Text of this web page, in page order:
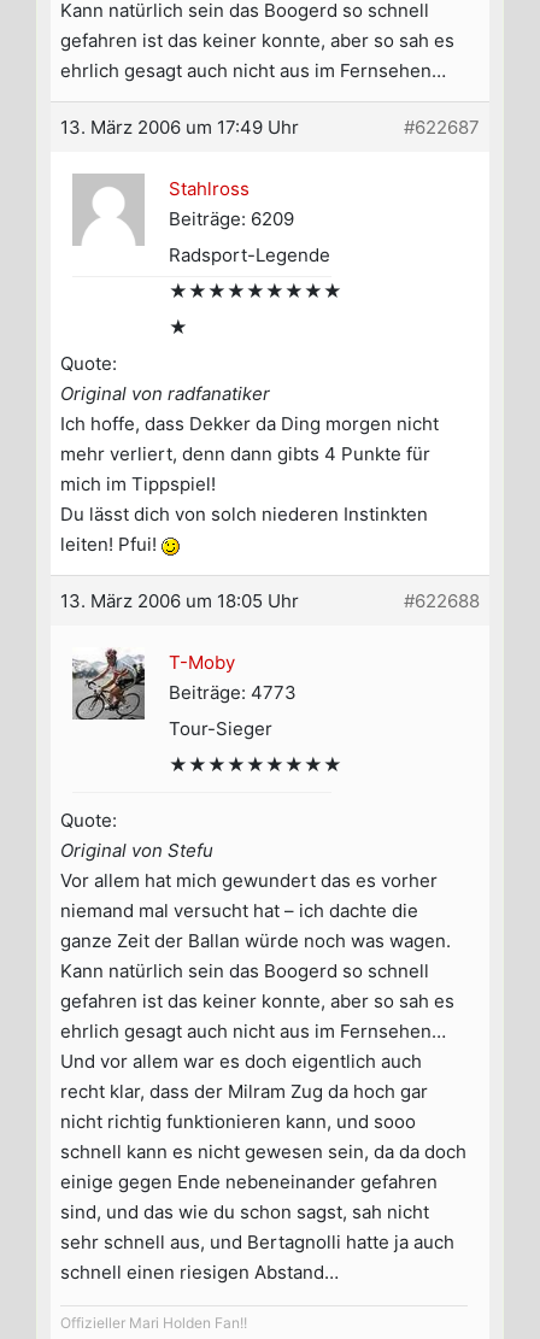
Kann natürlich sein das Boogerd so schnell
gefahren ist das keiner konnte, aber so sah es
ehrlich gesagt auch nicht aus im Fernsehen…
13. März 2006 um 17:49 Uhr #622687
Stahlross
Beiträge: 6209
Radsport-Legende
★★★★★★★★★
★
Quote:
Original von radfanatiker
Ich hoffe, dass Dekker da Ding morgen nicht
mehr verliert, denn dann gibts 4 Punkte für
mich im Tippspiel!
Du lässt dich von solch niederen Instinkten
leiten! Pfui!
13. März 2006 um 18:05 Uhr #622688
T-Moby
Beiträge: 4773
Tour-Sieger
★★★★★★★★★
Quote:
Original von Stefu
Vor allem hat mich gewundert das es vorher
niemand mal versucht hat – ich dachte die
ganze Zeit der Ballan würde noch was wagen.
Kann natürlich sein das Boogerd so schnell
gefahren ist das keiner konnte, aber so sah es
ehrlich gesagt auch nicht aus im Fernsehen…
Und vor allem war es doch eigentlich auch
recht klar, dass der Milram Zug da hoch gar
nicht richtig funktionieren kann, und sooo
schnell kann es nicht gewesen sein, da da doch
einige gegen Ende nebeneinander gefahren
sind, und das wie du schon sagst, sah nicht
sehr schnell aus, und Bertagnolli hatte ja auch
schnell einen riesigen Abstand…
Offizieller Mari Holden Fan!!